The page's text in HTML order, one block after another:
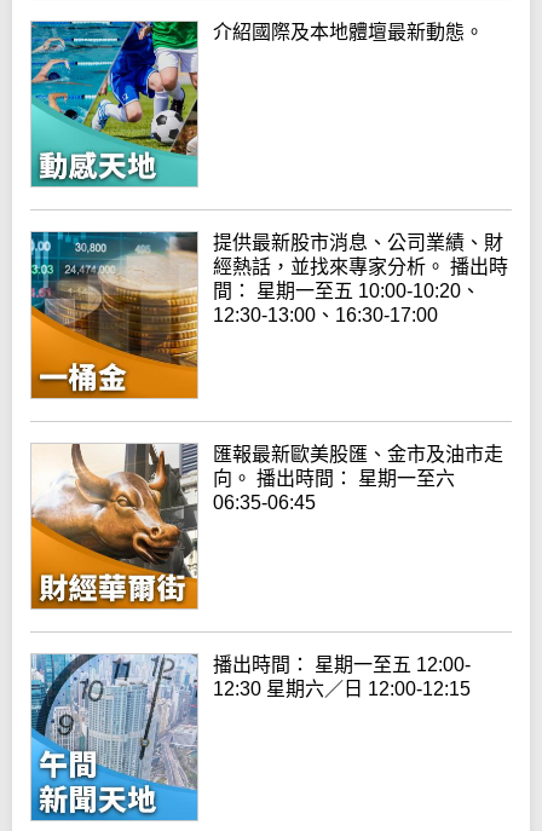
介紹國際及本地體壇最新動態。
提供最新股市消息、公司業績、財
經熱話，並找來專家分析。 播出時
間： 星期一至五 10:00-10:20、
12:30-13:00、16:30-17:00
匯報最新歐美股匯、金市及油市走
向。 播出時間： 星期一至六
06:35-06:45
播出時間： 星期一至五 12:00-
12:30 星期六／日 12:00-12:15